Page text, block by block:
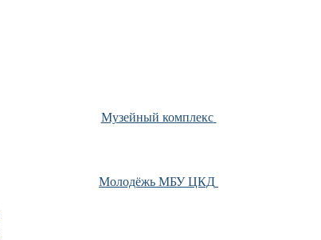
Музейный комплекс
Молодёжь МБУ ЦКД